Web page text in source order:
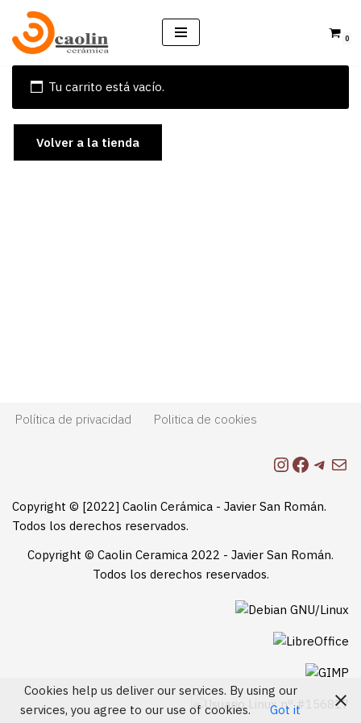
Saltar
al
contenido
0
Tu carrito está vacío.
Volver a la tienda
Política de privacidad Politica de cookies
Copyright © [2022] Caolin Cerámica - Javier San Román.
Todos los derechos reservados.
Copyright © Caolin Ceramica 2022 - Javier San Román.
Todos los derechos reservados.
Cookies help us deliver our services. By using our
services, you agree to our use of cookies.
Got it